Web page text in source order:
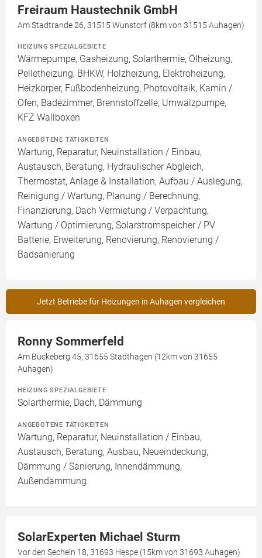
Freiraum Haustechnik GmbH
Am Stadtrande 26, 31515 Wunstorf (8km von 31515 Auhagen)
HEIZUNG SPEZIALGEBIETE
Wärmepumpe, Gasheizung, Solarthermie, Ölheizung,
Pelletheizung, BHKW, Holzheizung, Elektroheizung,
Heizkörper, Fußbodenheizung, Photovoltaik, Kamin /
Ofen, Badezimmer, Brennstoffzelle, Umwälzpumpe,
KFZ Wallboxen
ANGEBOTENE TÄTIGKEITEN
Wartung, Reparatur, Neuinstallation / Einbau,
Austausch, Beratung, Hydraulischer Abgleich,
Thermostat, Anlage & Installation, Aufbau / Auslegung,
Reinigung / Wartung, Planung / Berechnung,
Finanzierung, Dach Vermietung / Verpachtung,
Wartung / Optimierung, Solarstromspeicher / PV
Batterie, Erweiterung, Renovierung, Renovierung /
Badsanierung
Jetzt Betriebe für Heizungen in Auhagen vergleichen
Ronny Sommerfeld
Am Bückeberg 45, 31655 Stadthagen (12km von 31655
Auhagen)
HEIZUNG SPEZIALGEBIETE
Solarthermie, Dach, Dämmung
ANGEBOTENE TÄTIGKEITEN
Wartung, Reparatur, Neuinstallation / Einbau,
Austausch, Beratung, Ausbau, Neueindeckung,
Dämmung / Sanierung, Innendämmung,
Außendämmung
SolarExperten Michael Sturm
Vor den Secheln 18, 31693 Hespe (15km von 31693 Auhagen)